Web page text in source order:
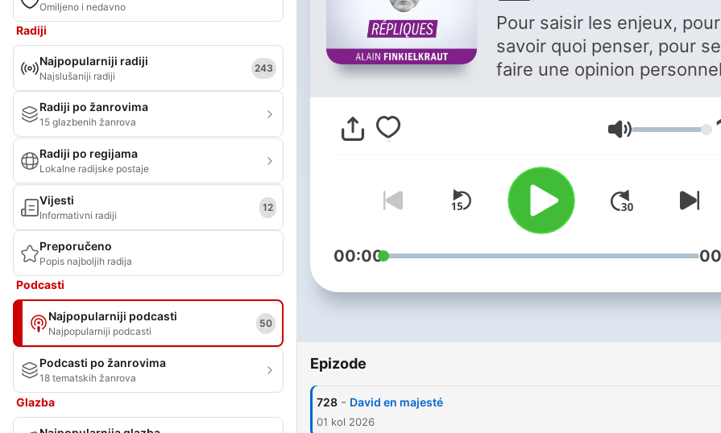
Omiljeno i nedavno
Radiji
Najpopularniji radiji
Najslušaniji radiji
243
Radiji po žanrovima
15 glazbenih žanrova
Radiji po regijama
Lokalne radijske postaje
Vijesti
Informativni radiji
12
Preporučeno
Popis najboljih radija
Podcasti
Najpopularniji podcasti
Najpopularniji podcasti
50
Podcasti po žanrovima
18 tematskih žanrova
Glazba
Pour saisir les enjeux, pour
savoir quoi penser, pour se
faire une opinion
faut être éclairé par
écouter silencieusement
conversations qui
leur temps et
monde. Vous aimez ce
podcast ? Pour écouter tous
les épisodes sans limite,
rendez-vous surRadio
Glasnoća
00:00
Epizode
728 - David en majesté
01 kol 2026